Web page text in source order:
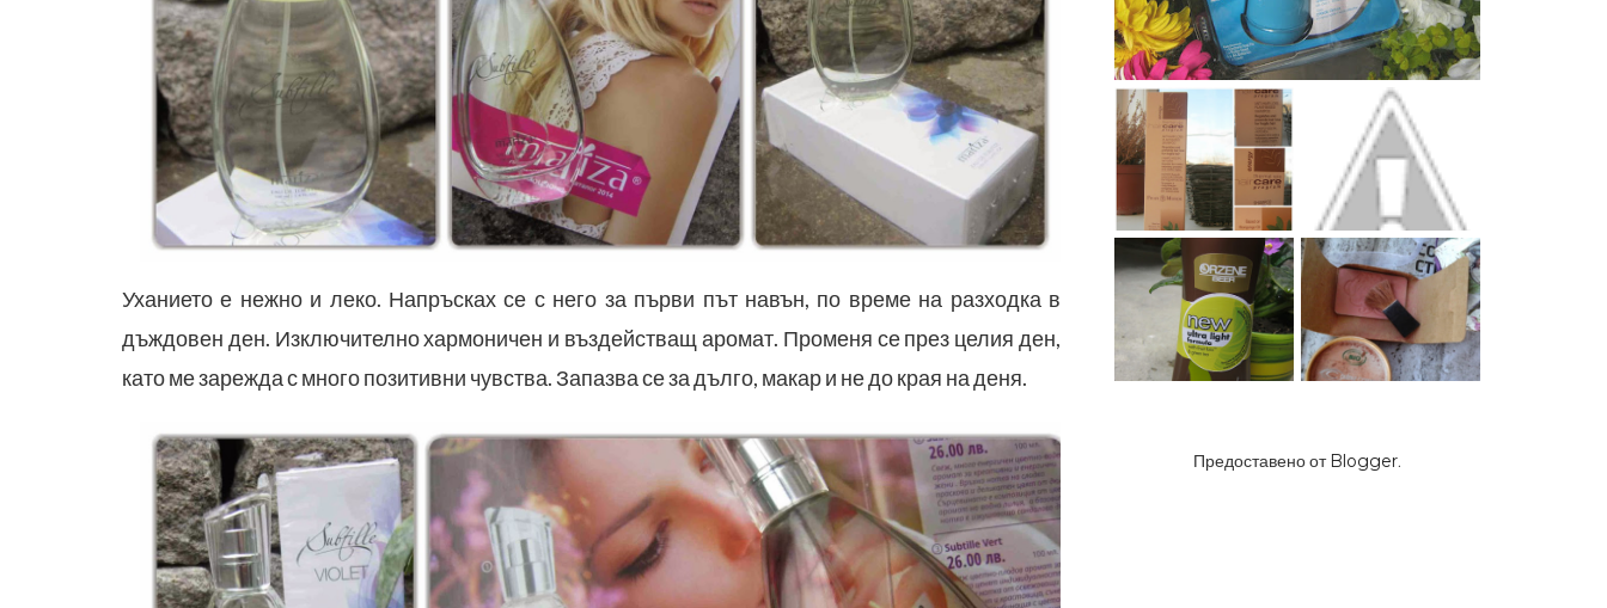
Уханието е нежно и леко. Напръсках се с него за първи път навън, по време на разходка в
дъждовен ден. Изключително хармоничен и въздействащ аромат. Променя се през целия ден,
като ме зарежда с много позитивни чувства. Запазва се за дълго, макар и не до края на деня.
Предоставено от Blogger.